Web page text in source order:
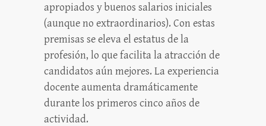
apropiados y buenos salarios iniciales
(aunque no extraordinarios). Con estas
premisas se eleva el estatus de la
profesión, lo que facilita la atracción de
candidatos aún mejores. La experiencia
docente aumenta dramáticamente
durante los primeros cinco años de
actividad.